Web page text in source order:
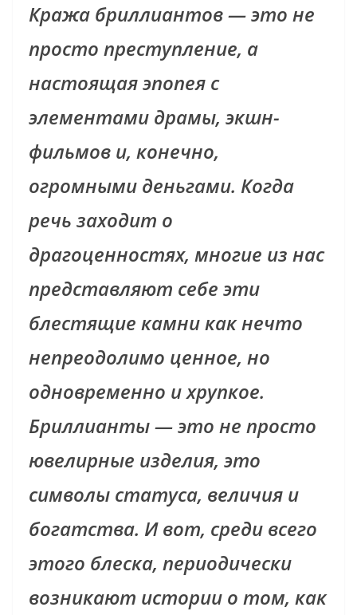
Кража бриллиантов — это не
просто преступление, а
настоящая эпопея с
элементами драмы, экшн-
фильмов и, конечно,
огромными деньгами. Когда
речь заходит о
драгоценностях, многие из нас
представляют себе эти
блестящие камни как нечто
непреодолимо ценное, но
одновременно и хрупкое.
Бриллианты — это не просто
ювелирные изделия, это
символы статуса, величия и
богатства. И вот, среди всего
этого блеска, периодически
возникают истории о том, как